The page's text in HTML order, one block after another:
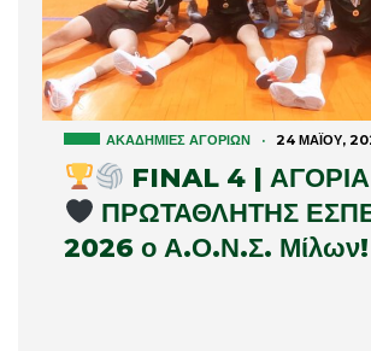
ΑΚΑΔΗΜΊΕΣ ΑΓΟΡΙΏΝ · 24 ΜΑΪ́ΟΥ,
FINAL 4 |
ΠΡΩΤΑΘΛΗΤΗΣ
2026 ο Α.Ο.Ν.Σ. Μίλων!